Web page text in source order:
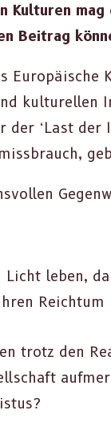
Kul­turen
Beitrag
kul­turellen
der ‘Last
leben,
trotz den